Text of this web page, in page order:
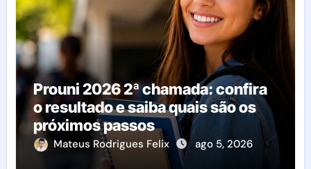
Prouni 2026 2ª chamada: confira
o resultado e saiba quais são os
próximos passos
Mateus Rodrigues Felix ago 5, 2026